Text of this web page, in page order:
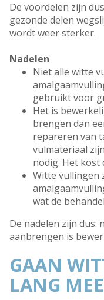
De voordelen zijn
gezonde delen
wordt weer sterker.
Nadelen
Niet alle witte
gebruikt voor
Het is
brengen dan
repareren van
vulmateriaal
nodig. Het kost
Witte vullingen
wat de
De nadelen zijn dus:
aanbrengen is
GAAN
LANG